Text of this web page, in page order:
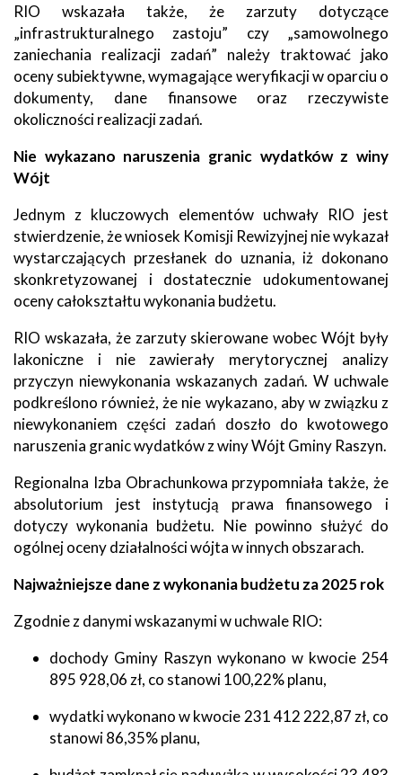
RIO wskazała także, że zarzuty dotyczące
„infrastrukturalnego zastoju” czy „samowolnego
zaniechania realizacji zadań” należy traktować jako
oceny subiektywne, wymagające weryfikacji w oparciu o
dokumenty, dane finansowe oraz rzeczywiste
okoliczności realizacji zadań.
Nie wykazano naruszenia granic wydatków z winy
Wójt
Jednym z kluczowych elementów uchwały RIO jest
stwierdzenie, że wniosek Komisji Rewizyjnej nie wykazał
wystarczających przesłanek do uznania, iż dokonano
skonkretyzowanej i dostatecznie udokumentowanej
oceny całokształtu wykonania budżetu.
RIO wskazała, że zarzuty skierowane wobec Wójt były
lakoniczne i nie zawierały merytorycznej analizy
przyczyn niewykonania wskazanych zadań. W uchwale
podkreślono również, że nie wykazano, aby w związku z
niewykonaniem części zadań doszło do kwotowego
naruszenia granic wydatków z winy Wójt Gminy Raszyn.
Regionalna Izba Obrachunkowa przypomniała także, że
absolutorium jest instytucją prawa finansowego i
dotyczy wykonania budżetu. Nie powinno służyć do
ogólnej oceny działalności wójta w innych obszarach.
Najważniejsze dane z wykonania budżetu za 2025 rok
Zgodnie z danymi wskazanymi w uchwale RIO:
dochody Gminy Raszyn wykonano w kwocie 254
895 928,06 zł, co stanowi 100,22% planu,
wydatki wykonano w kwocie 231 412 222,87 zł, co
stanowi 86,35% planu,